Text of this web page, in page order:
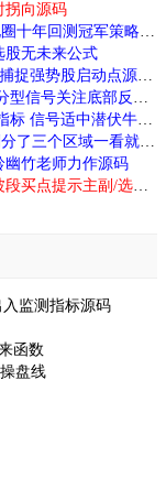
拐向源码
通达信【量化RSRS数理战法】主副图/选股量化圈十年回测冠军策略源码
股无未来公式
通达信【五维强势狙击】主副图/选股指标 精准捕捉强势股启动点源码
通达信【胜负顶底分型】副图/选股指标出现底分型信号关注底部反转机会源码
通达信全新优化版【独角兽擒牛】主副图/选股指标 信号适中潜伏牛股源码
通达信【磊变BOOL】改编磊变布林副图指标划分了三个区域一看就懂源码
幽竹老师力作源码
通达信【量价共振】筹码监控指标共振主升浪波段买点提示主副/选股源码
监测指标源码
函数
盘线